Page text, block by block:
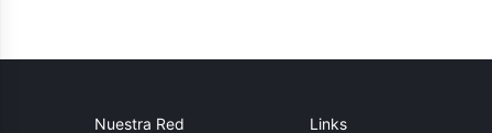
Nuestra Red Links